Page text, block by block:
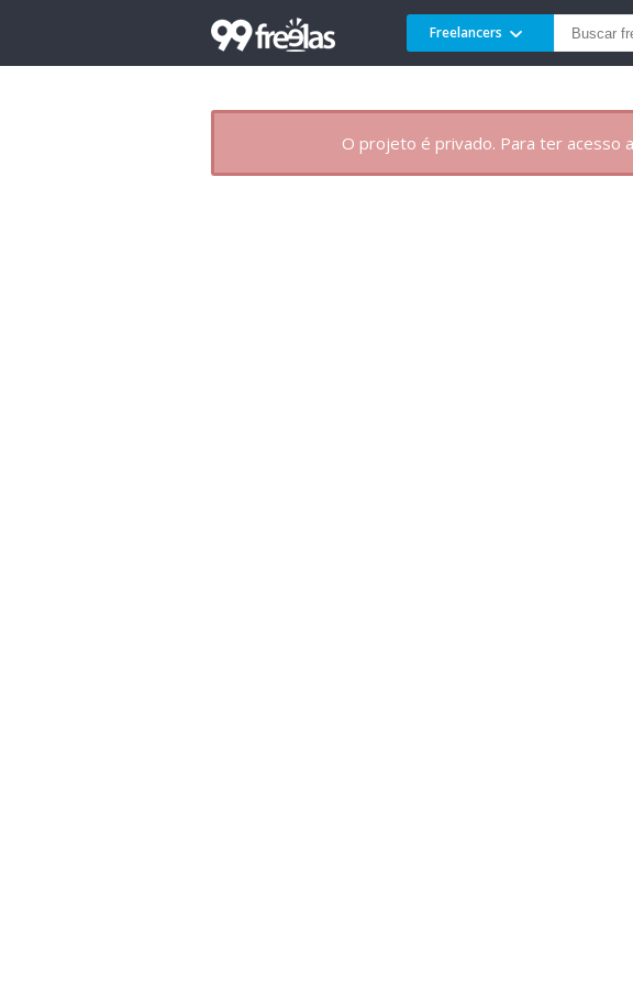
Freelancers
O projeto é privado. Para ter acesso